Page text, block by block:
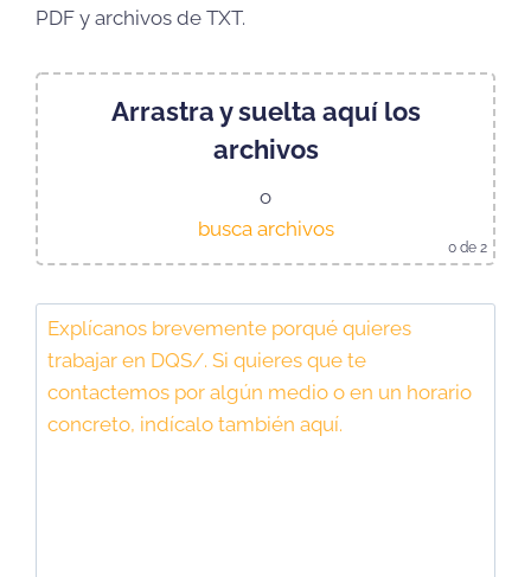
PDF y archivos de TXT.
Arrastra y suelta aquí los
archivos
o
busca archivos
0 de 2